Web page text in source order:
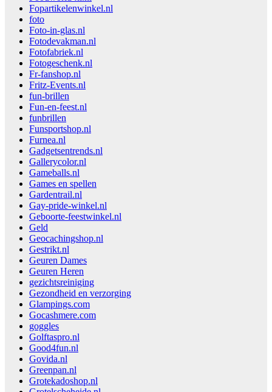
Fopartikelenwinkel.nl
foto
Foto-in-glas.nl
Fotodevakman.nl
Fotofabriek.nl
Fotogeschenk.nl
Fr-fanshop.nl
Fritz-Events.nl
fun-brillen
Fun-en-feest.nl
funbrillen
Funsportshop.nl
Furnea.nl
Gadgetsentrends.nl
Gallerycolor.nl
Gameballs.nl
Games en spellen
Gardentrail.nl
Gay-pride-winkel.nl
Geboorte-feestwinkel.nl
Geld
Geocachingshop.nl
Gestrikt.nl
Geuren Dames
Geuren Heren
gezichtsreiniging
Gezondheid en verzorging
Glampings.com
Gocashmere.com
goggles
Golftaspro.nl
Good4fun.nl
Govida.nl
Greenpan.nl
Grotekadoshop.nl